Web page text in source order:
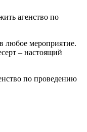
агенство по
любое мероприятие.
– настоящий
по проведению